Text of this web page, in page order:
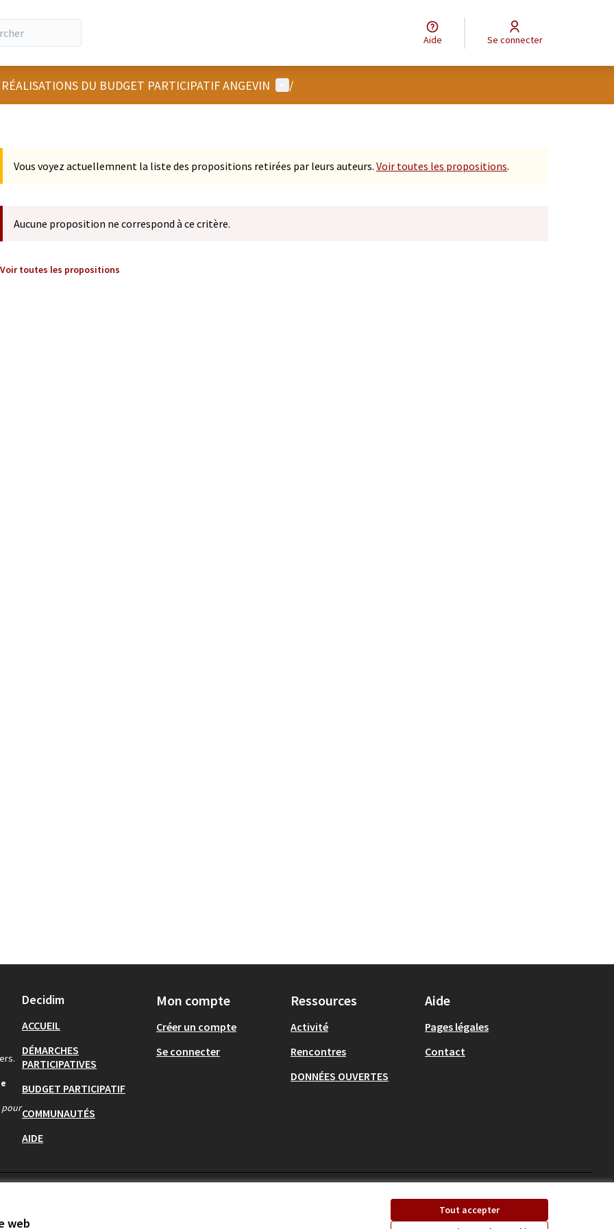
web
Tout accepter
Aide Se connecter
DU BUDGET PARTICIPATIF ANGEVIN Menu utilisateur
/
Vous voyez actuellemnent la liste des propositions retirées par leurs auteurs. Voir toutes les propositions.
Aucune proposition ne correspond à ce critère.
Voir toutes les propositions
pour
Decidim
ACCUEIL
DÉMARCHES
PARTICIPATIVES
BUDGET PARTICIPATIF
COMMUNAUTÉS
AIDE
Mon compte
Créer un compte
Se connecter
Ressources
Activité
Rencontres
DONNÉES OUVERTES
Aide
Pages légales
Contact
(Lien externe)(Lien externe)